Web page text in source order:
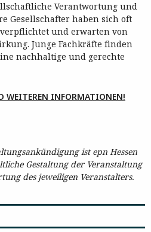
Verantwortung und
Gesellschafter haben sich oft
und erwarten von
Junge Fachkräfte finden
nachhaltige und gerechte
WEITEREN INFORMATIONEN!
ist epn Hessen
Gestaltung der Veranstaltung
des jeweiligen Veranstalters.